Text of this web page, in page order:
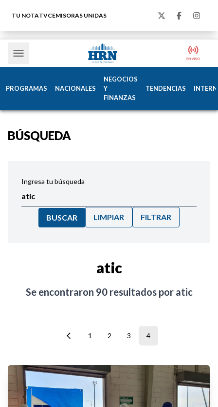
TU NOTATVCEMISORAS UNIDAS
PROGRAMAS NACIONALES
NEGOCIOS
Y
FINANZAS
TENDENCIAS
BÚSQUEDA
Ingresa tu búsqueda
BUSCAR LIMPIAR FILTRAR
atic
Se encontraron 90resultados por atic
1 2 3 4